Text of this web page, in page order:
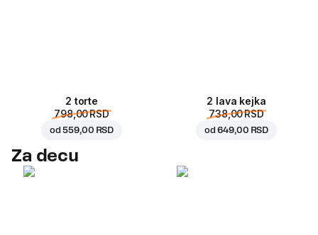
2 torte
798,00 RSD
od559,00 RSD
2 lava kejka
738,00 RSD
od649,00 RSD
Za decu